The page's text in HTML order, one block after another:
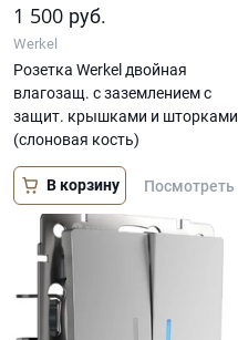
1 500 руб.
Werkel
Розетка Werkel двойная
влагозащ. с заземлением с
защит. крышками и шторками
(слоновая кость)
В корзину Посмотреть